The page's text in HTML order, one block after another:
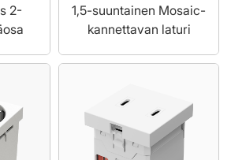
2-
1,5-suuntainen Mosaic-
kannettavan laturi